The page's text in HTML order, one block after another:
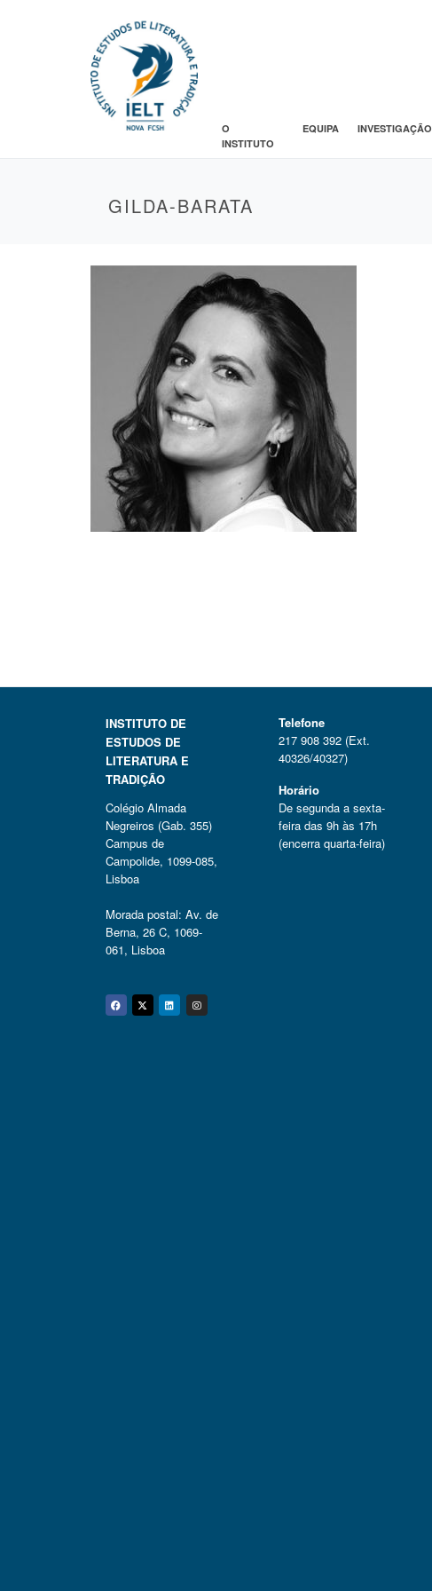
O
INSTITUTO
EQUIPA INVESTIGAÇÃO
GILDA-BARATA
INSTITUTO DE
ESTUDOS DE
LITERATURA E
TRADIÇÃO
Colégio Almada
Negreiros (Gab. 355)
Campus de
Campolide, 1099-085,
Lisboa
Morada postal: Av. de
Berna, 26 C, 1069-
061, Lisboa
Facebook
Twitter
Linkedin
Instagram
Telefone
217 908 392 (Ext.
40326/40327)
Horário
De segunda a sexta-
feira das 9h às 17h
(encerra quarta-feira)